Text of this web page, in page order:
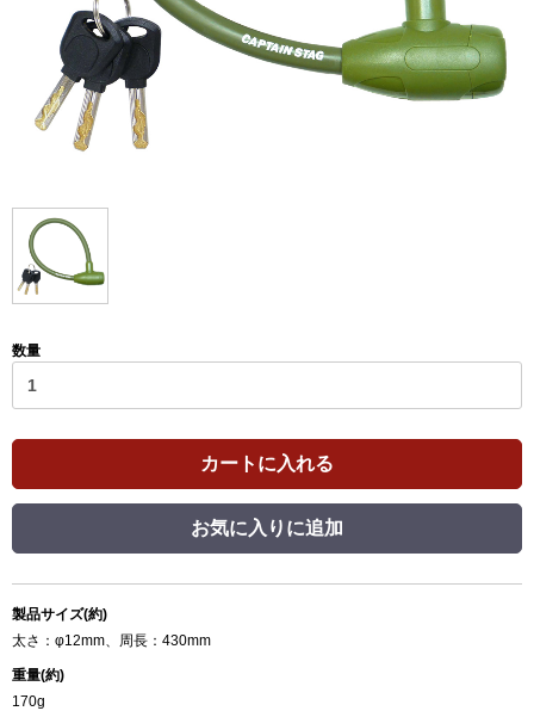
数量
カートに入れる
お気に入りに追加
製品サイズ(約)
太さ：φ12mm、周長：430mm
重量(約)
170g